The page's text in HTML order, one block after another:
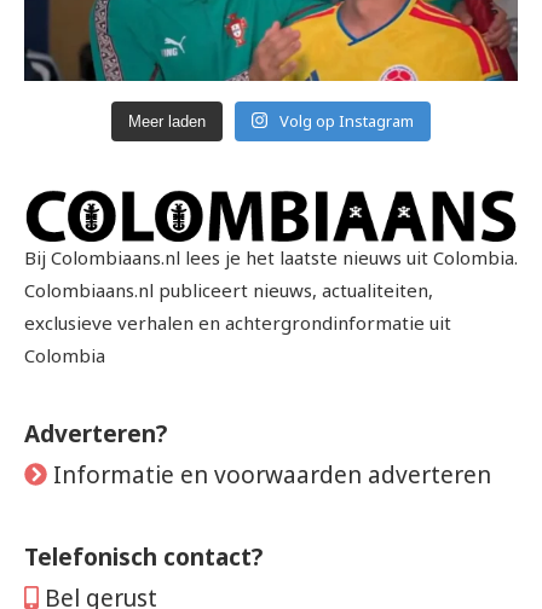
Meer laden Volg op Instagram
Bij Colombiaans.nl lees je het laatste nieuws uit Colombia.
Colombiaans.nl publiceert nieuws, actualiteiten,
exclusieve verhalen en achtergrondinformatie uit
Colombia
Adverteren?
Informatie en voorwaarden adverteren
Telefonisch contact?
Bel gerust